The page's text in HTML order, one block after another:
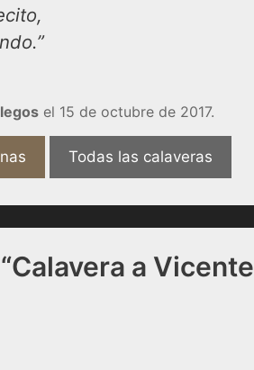
el 15 de octubre de 2017.
Todas las calaveras
a Vicente